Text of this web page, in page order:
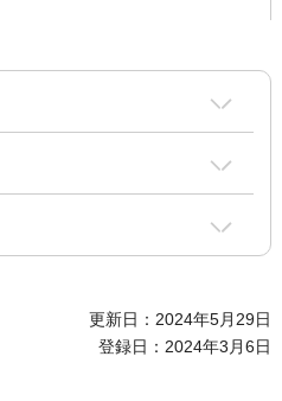
更新日：2024年5月29日
登録日：2024年3月6日